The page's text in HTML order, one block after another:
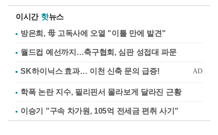
이시간 핫뉴스
방은희, 母 고독사에 오열 "이틀 만에 발견"
월드컵 예선까지…축구협회, 심판 성접대 파문
학폭 논란 지수, 필리핀서 몰라보게 달라진 근황
이승기 "구속 차가원, 105억 전세금 편취 사기"